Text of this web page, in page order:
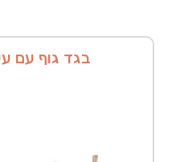
בגד גוף עם